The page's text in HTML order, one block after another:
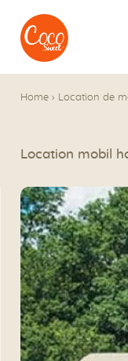
Aller au menu
Aller au
Home › Location de
Location mobil